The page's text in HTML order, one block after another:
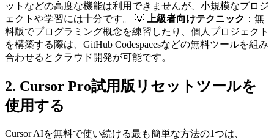
ットなどの高度な機能は利用できませんが、小規模なプロジ
ェクトや学習には十分です。 💡 上級者向けテクニック ：無
料版でプログラミング概念を練習したり、個人プロジェクト
を構築する際は、GitHub Codespacesなどの無料ツールを組み
合わせるとクラウド開発が可能です。
2. Cursor Pro試用版リセットツールを
使用する
Cursor AIを無料で使い続ける最も簡単な方法の1つは、